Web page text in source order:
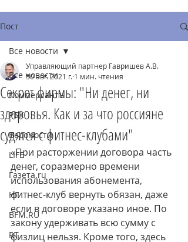
Пост
Все новости
Коммерсантъ
РБК
Ведомости
LIFE
Газета.ru
НГ
BFM.RU
RT
Все новости
Секрет фирмы: "Ни денег, ни
здоровья. Как и за что россияне
судятся с фитнес-клубами"
Управляющий партнер Гавришев А.В.
30 авг. 2021 г. 1 мин. чтения
«При расторжении договора часть
денег, соразмерно времени
использования абонемента,
фитнес-клуб вернуть обязан, даже
если в договоре указано иное. По
закону удерживать всю сумму с
физлиц нельзя. Кроме того, здесь